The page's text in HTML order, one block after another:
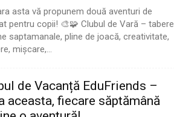
asta vă propunem două aventuri de
pentru copii! 🎨🧩 Clubul de Vară – tabere
saptamanale, pline de joacă, creativitate,
mișcare,...
de Vacanță EduFriends –
aceasta, fiecare săptămână